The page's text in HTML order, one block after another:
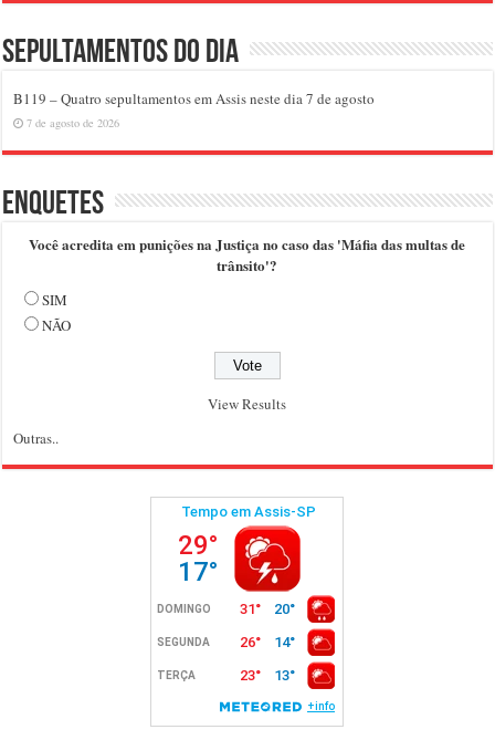
Sepultamentos do dia
B119 – Quatro sepultamentos em Assis neste dia 7 de agosto
7 de agosto de 2026
Enquetes
Você acredita em punições na Justiça no caso das 'Máfia das multas de
trânsito'?
SIM
NÃO
View Results
Outras..